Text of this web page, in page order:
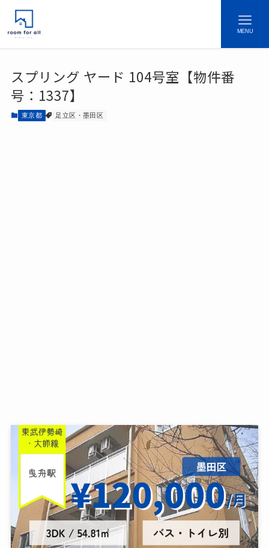
MENU
スプリング ヤード 104号室【物件番
号：1337】
東京都 足立区・墨田区